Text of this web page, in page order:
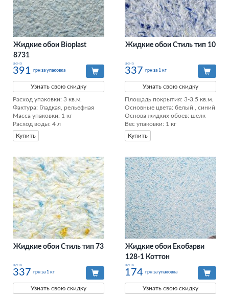
Жидкие обои Bioplast
8731
цена
391 грн за упаковка
Узнать свою скидку
Расход упаковки: 3 кв.м.
Фактура: Гладкая, рельефная
Масса упаковки: 1 кг
Расход воды: 4 л
Купить
Жидкие обои Стиль тип 10
цена
337 грн за 1 кг
Узнать свою скидку
Площадь покрытия: 3-3.5 кв.м.
Основные цвета: белый , синий
Основа жидких обоев: шелк
Вес упаковки: 1 кг
Купить
Жидкие обои Стиль тип 73
цена
337 грн за 1 кг
Узнать свою скидку
Жидкие обои Екобарви
128-1 Коттон
цена
174 грн за упаковка
Узнать свою скидку